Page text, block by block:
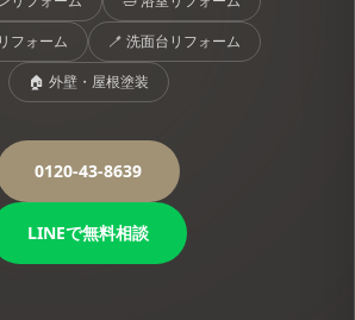
フォーム 🪥 洗面台リフォーム
🏠 外壁・屋根塗装
0120-43-8639
LINEで無料相談